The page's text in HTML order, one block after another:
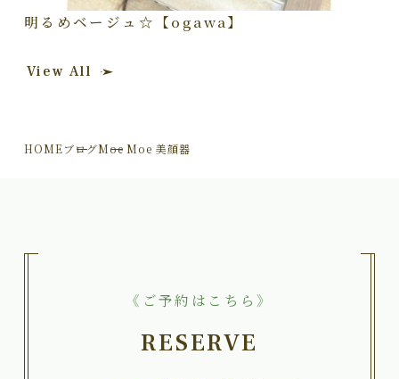
明るめベージュ☆【ogawa】
View All
HOMEブログMoe Moe 美顔器
《ご予約はこちら》
RESERVE